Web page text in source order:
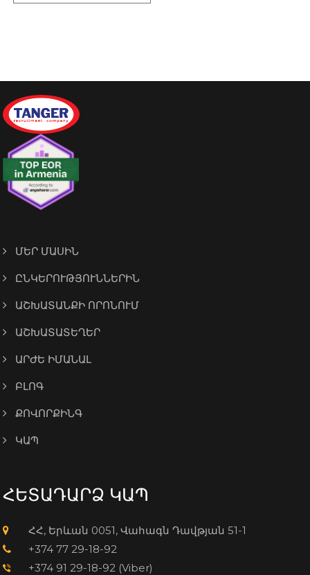
ՄԵՐ ՄԱՍԻՆ
ԸՆԿԵՐՈՒԹՅՈՒՆՆԵՐԻՆ
ԱՇԽԱՏԱՆՔԻ ՈՐՈՆՈՒՄ
ԱՇԽԱՏԱՏԵՂԵՐ
ԱՐԺԵ ԻՄԱՆԱԼ
ԲԼՈԳ
ՔՈՎՈՐՔԻՆԳ
ԿԱՊ
ՀԵՏԱԴԱՐՁ ԿԱՊ
ՀՀ, Երևան 0051, Վահագն Դավթյան 51-1
+374 77 29-18-92
+374 91 29-18-92 (Viber)